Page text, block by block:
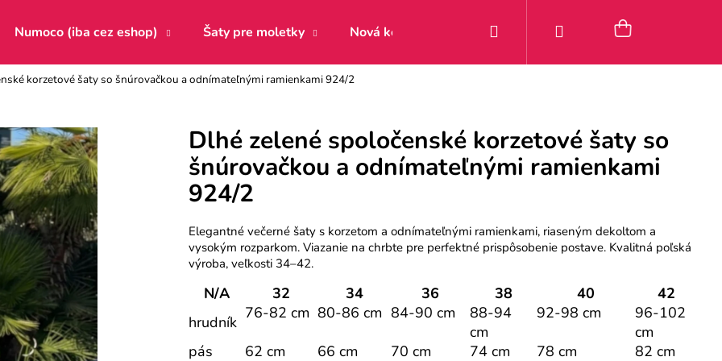
Numoco (iba cez eshop) Šaty pre moletky Nová kolekcia Zľavy Posledné kúsky 9–49 €
PrihlásenieNákupný
korzetové šaty so šnúrovačkou a odnímateľnými ramienkami 924/2
Dlhé zelené spoločenské korzetové šaty so
šnúrovačkou a odnímateľnými ramienkami
924/2
Elegantné večerné šaty s korzetom a odnímateľnými ramienkami, riaseným dekoltom a
vysokým rozparkom. Viazanie na chrbte pre perfektné prispôsobenie postave. Kvalitná poľská
výroba, veľkosti 34–42.
N/A 32 34 36 38 40
42
hrudník 76-82 cm 80-86 cm 84-90 cm
88-94
cm
92-98 cm
96-102
cm
pás
62 cm 66 cm 70 cm 74 cm 78 cm
82 cm
Čo potrebujete nájsť?
HĽADAŤ
Odporúčame